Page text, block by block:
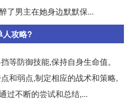
了男主在她身边默默保...
人攻略?
等防御技能,保持自身生命值。
和弱点,制定相应的战术和策略,
过不断的尝试和总结,...